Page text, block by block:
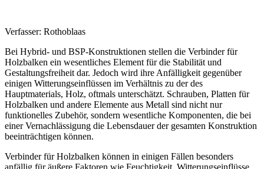
Verfasser: Rothoblaas
Bei Hybrid- und BSP-Konstruktionen stellen die Verbinder für
Holzbalken ein wesentliches Element für die Stabilität und
Gestaltungsfreiheit dar. Jedoch wird ihre Anfälligkeit gegenüber
einigen Witterungseinflüssen im Verhältnis zu der des
Hauptmaterials, Holz, oftmals unterschätzt. Schrauben, Platten für
Holzbalken und andere Elemente aus Metall sind nicht nur
funktionelles Zubehör, sondern wesentliche Komponenten, die bei
einer Vernachlässigung die Lebensdauer der gesamten Konstruktion
beeinträchtigen können.
Verbinder für Holzbalken können in einigen Fällen besonders
anfällig für äußere Faktoren wie Feuchtigkeit, Witterungseinflüsse